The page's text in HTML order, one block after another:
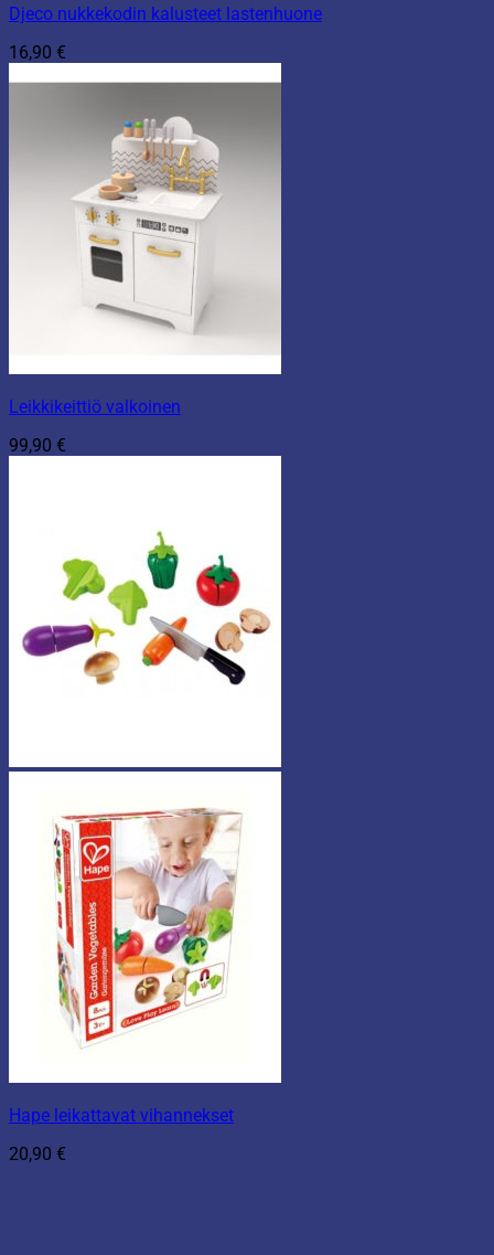
Djeco nukkekodin kalusteet lastenhuone
16,90 €
Leikkikeittiö valkoinen
99,90 €
Hape leikattavat vihannekset
20,90 €